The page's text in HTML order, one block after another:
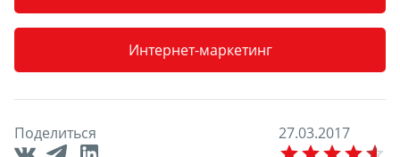
Интернет-маркетинг
Поделиться 27.03.2017